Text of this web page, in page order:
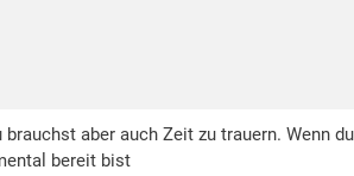
aber auch Zeit zu trauern. Wenn
bereit bist